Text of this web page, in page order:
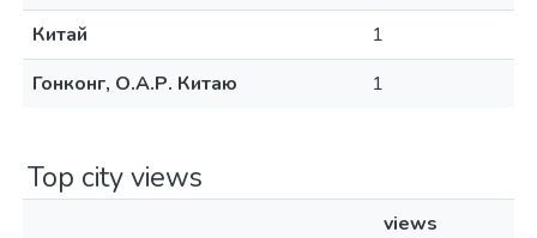
Китай
1
Гонконг, О.А.Р. Китаю
1
Top city views
views